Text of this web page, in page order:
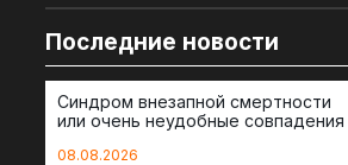
Последние новости
Синдром внезапной смертности
или очень неудобные совпадения
08.08.2026